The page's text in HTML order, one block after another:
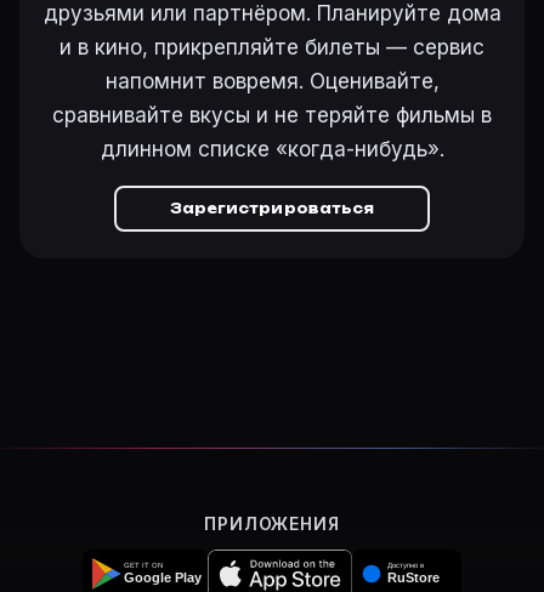
друзьями или партнёром. Планируйте дома
и в кино, прикрепляйте билеты — сервис
напомнит вовремя. Оценивайте,
сравнивайте вкусы и не теряйте фильмы в
длинном списке «когда-нибудь».
Зарегистрироваться
ПРИЛОЖЕНИЯ